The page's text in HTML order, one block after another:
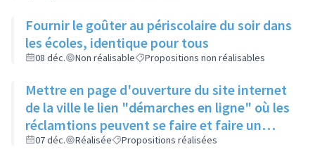
Fournir le goûter au périscolaire du soir dans
les écoles, identique pour tous
08 déc. Non réalisable Propositions non réalisables
Mettre en page d'ouverture du site internet
de la ville le lien "démarches en ligne" où les
réclamtions peuvent se faire et faire un
rappel de l'existence de ce lien
07 déc. Réalisée Propositions réalisées